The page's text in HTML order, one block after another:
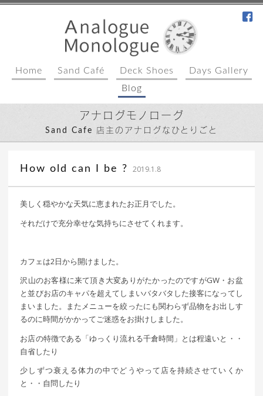
Home Sand Café Deck Shoes
Days Gallery
Blog
アナログモノローグ
Sand Cafe 店主のアナログなひとりごと
How old can I be ? 2019.1.8込山 敏郎
美しく穏やかな天気に恵まれたお正月でした。
それだけで充分幸せな気持ちにさせてくれます。
カフェは2日から開けました。
沢山のお客様に来て頂き大変ありがたかったのですがGW・お盆
と並びお店のキャパを超えてしまいバタバタした接客になってし
まいました。またメニューを絞ったにも関わらず品物をお出しす
るのに時間がかかってご迷惑をお掛けしました。
お店の特徴である「ゆっくり流れる千倉時間」とは程遠いと・・
自省したり
少しずつ衰える体力の中でどうやって店を持続させていくか
と・・自問したり